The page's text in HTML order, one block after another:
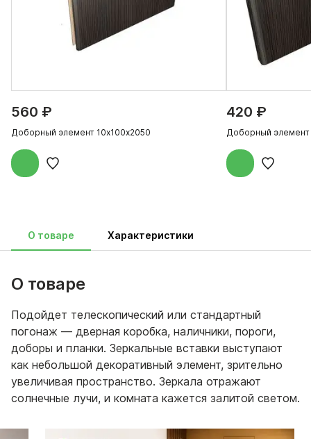
560 ₽
Доборный элемент 10х100х2050
420 ₽
Доборный элемент
О товаре Характеристики
О товаре
Подойдет телескопический или стандартный
погонаж — дверная коробка, наличники, пороги,
доборы и планки. Зеркальные вставки выступают
как небольшой декоративный элемент, зрительно
увеличивая пространство. Зеркала отражают
солнечные лучи, и комната кажется залитой светом.